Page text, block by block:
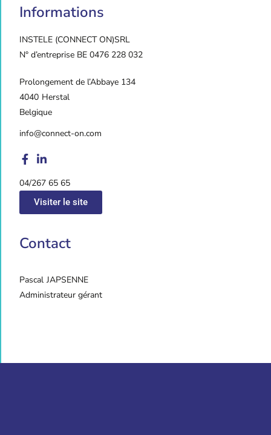
Informations
INSTELE (CONNECT ON)SRL
N° d’entreprise BE 0476 228 032
Prolongement de l’Abbaye 134
4040 Herstal
Belgique
info@connect-on.com
04/267 65 65
Visiter le site
Contact
Pascal JAPSENNE
Administrateur gérant